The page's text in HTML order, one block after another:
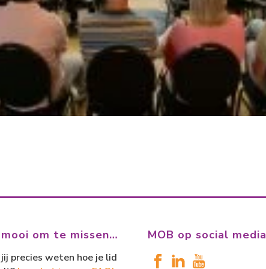
om te missen…
precies weten hoe je lid
MOB op social media